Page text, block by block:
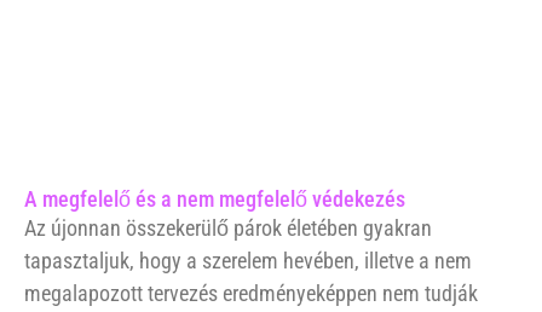
A megfelelő és a nem megfelelő védekezés
Az újonnan összekerülő párok életében gyakran
tapasztaljuk, hogy a szerelem hevében, illetve a nem
megalapozott tervezés eredményeképpen nem tudják